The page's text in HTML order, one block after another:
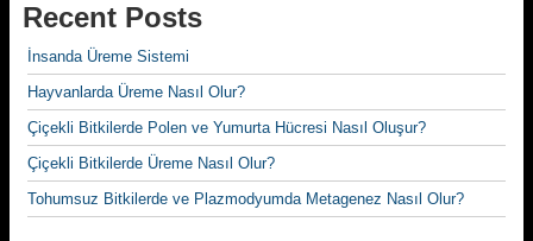
Recent Posts
İnsanda Üreme Sistemi
Hayvanlarda Üreme Nasıl Olur?
Çiçekli Bitkilerde Polen ve Yumurta Hücresi Nasıl Oluşur?
Çiçekli Bitkilerde Üreme Nasıl Olur?
Tohumsuz Bitkilerde ve Plazmodyumda Metagenez Nasıl Olur?